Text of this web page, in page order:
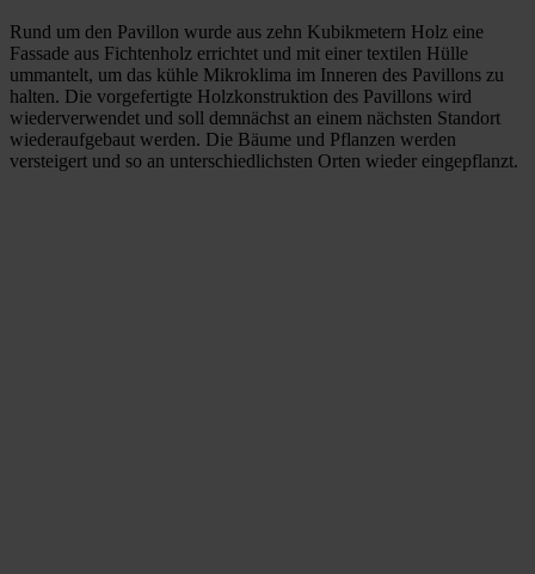
Rund um den Pavillon wurde aus zehn Kubikmetern Holz eine
Fassade aus Fichtenholz errichtet und mit einer textilen Hülle
ummantelt, um das kühle Mikroklima im Inneren des Pavillons zu
halten. Die vorgefertigte Holzkonstruktion des Pavillons wird
wiederverwendet und soll demnächst an einem nächsten Standort
wiederaufgebaut werden. Die Bäume und Pflanzen werden
versteigert und so an unterschiedlichsten Orten wieder eingepflanzt.